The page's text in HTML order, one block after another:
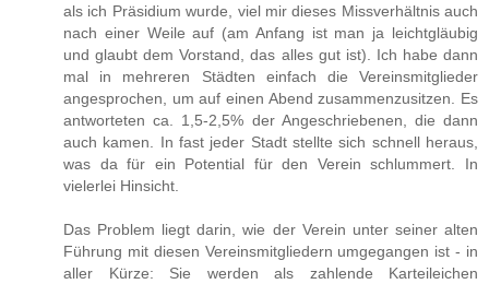
als ich Präsidium wurde, viel mir dieses Missverhältnis auch
nach einer Weile auf (am Anfang ist man ja leichtgläubig
und glaubt dem Vorstand, das alles gut ist). Ich habe dann
mal in mehreren Städten einfach die Vereinsmitglieder
angesprochen, um auf einen Abend zusammenzusitzen. Es
antworteten ca. 1,5-2,5% der Angeschriebenen, die dann
auch kamen. In fast jeder Stadt stellte sich schnell heraus,
was da für ein Potential für den Verein schlummert. In
vielerlei Hinsicht.
Das Problem liegt darin, wie der Verein unter seiner alten
Führung mit diesen Vereinsmitgliedern umgegangen ist - in
aller Kürze: Sie werden als zahlende Karteileichen